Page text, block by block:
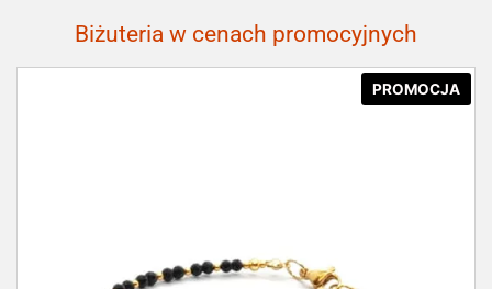
Biżuteria w cenach promocyjnych
PROMOCJA